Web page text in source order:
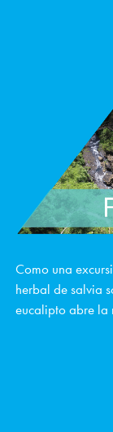
Como una
herbal de salvia
eucalipto abre la